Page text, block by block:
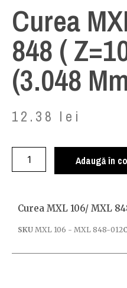
Curea
848 (
(3.048
12.38 lei
Adaugă în
Curea MXL 106/ MXL
SKU MXL 106 - MXL 848-012